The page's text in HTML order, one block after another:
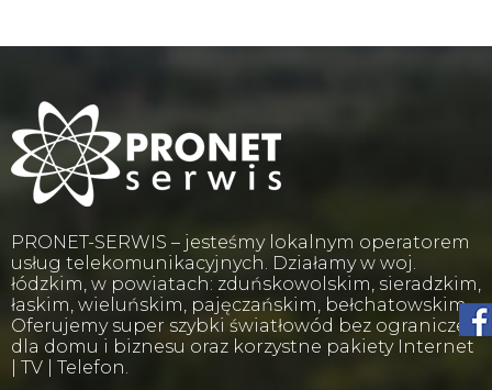
PRONET-SERWIS – jesteśmy lokalnym operatorem
usług telekomunikacyjnych. Działamy w woj.
łódzkim, w powiatach: zduńskowolskim, sieradzkim,
łaskim, wieluńskim, pajęczańskim, bełchatowskim.
Oferujemy super szybki światłowód bez ograniczeń
dla domu i biznesu oraz korzystne pakiety Internet
| TV | Telefon.